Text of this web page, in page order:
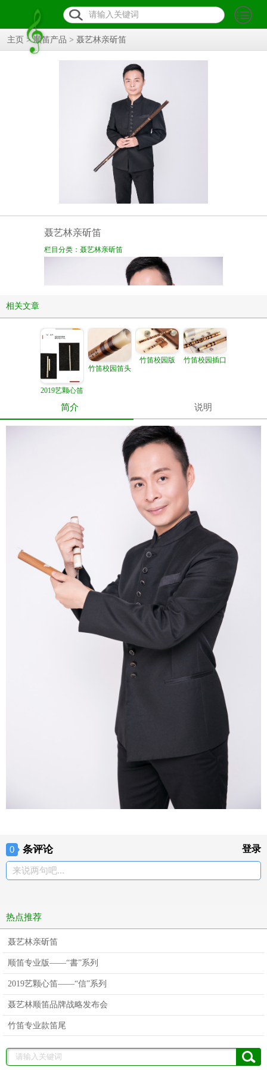
主页 >顺笛产品 > 聂艺林亲斫笛
聂艺林亲斫笛
栏目分类：聂艺林亲斫笛
相关文章
2019艺颗心笛
竹笛校园笛头
竹笛校园版 竹笛校园插口
简介 说明
0 条评论 登录
来说两句吧...
热点推荐
聂艺林亲斫笛
顺笛专业版——“書”系列
2019艺颗心笛——“信”系列
聂艺林顺笛品牌战略发布会
竹笛专业款笛尾